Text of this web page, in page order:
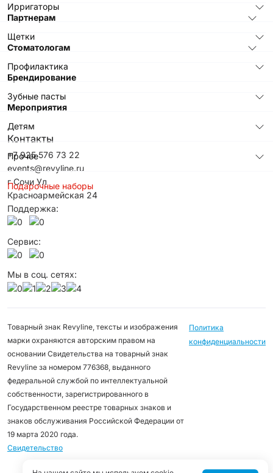
Ирригаторы
Щетки
Профилактика
Зубные пасты
Детям
Прочее
Подарочные наборы
Партнерам
Стоматологам
Брендирование
Мероприятия
Контакты
+7 925 576 73 22
events@revyline.ru
г Сочи Ул
Красноармейская 24
Поддержка:
Сервис:
Мы в соц. сетях:
Товарный знак Revyline, тексты и изображения
марки охраняются авторским правом на
основании Свидетельства на товарный знак
Revyline за номером 776368, выданного
федеральной службой по интеллектуальной
собственности, зарегистрированного в
Государственном реестре товарных знаков и
знаков обслуживания Российской Федерации от
19 марта 2020 года.
Свидетельство
Политика
конфиденциальности